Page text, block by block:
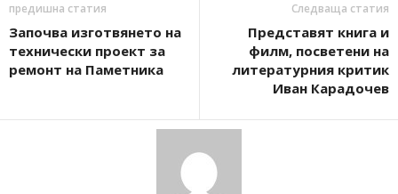
предишна статия
Започва изготвянето на
технически проект за
ремонт на Паметника
Следваща статия
Представят книга и
филм, посветени на
литературния критик
Иван Карадочев